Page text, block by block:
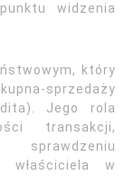
widzenia
który
sprzedaży
Jego rola
transakcji,
właściciela w